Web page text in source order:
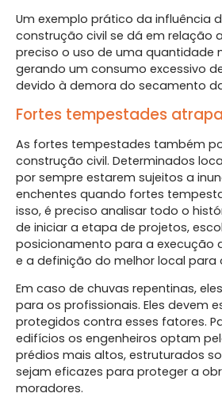
Um exemplo prático da influência
construção civil se dá em relação
preciso o uso de uma quantidade
gerando um consumo excessivo
devido à demora do secamento
Fortes tempestades
As fortes tempestades também
construção civil. Determinados
por sempre estarem sujeitos a
enchentes quando fortes
isso, é preciso analisar todo o
de iniciar a etapa de projetos,
posicionamento para a execução
e a definição do melhor local para
Em caso de chuvas repentinas,
para os profissionais. Eles devem
protegidos contra esses fatores.
edifícios os engenheiros optam
prédios mais altos, estruturados
sejam eficazes para proteger a
moradores.